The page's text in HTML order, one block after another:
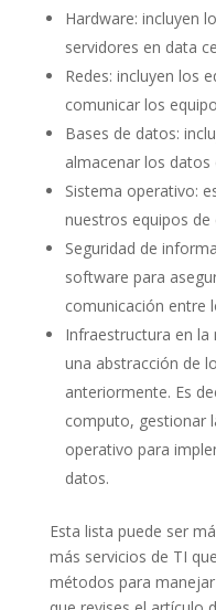
Hardware: incluyen
servidores en data
Redes: incluyen los
comunicar los
Bases de datos:
almacenar los datos
Sistema operativo:
nuestros equipos de
Seguridad de
software para
comunicación entre
Infraestructura en la
una abstracción de
anteriormente. Es
computo, gestionar
operativo para
datos.
Esta lista puede ser
más servicios de TI
métodos para